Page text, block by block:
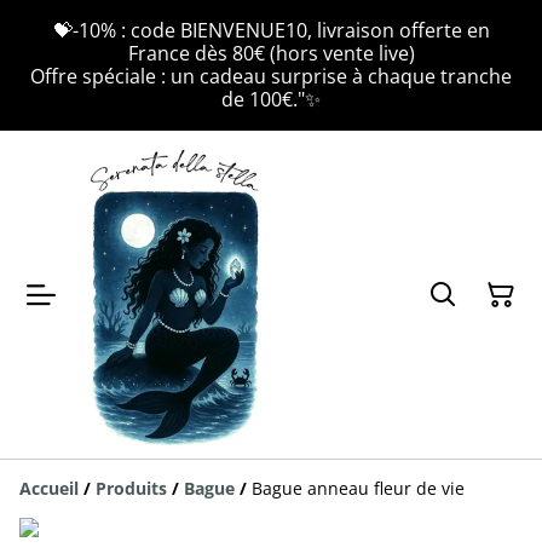
💝-10% : code BIENVENUE10, livraison offerte en
France dès 80€ (hors vente live)
Offre spéciale : un cadeau surprise à chaque tranche
de 100€."✨
Accueil / Produits / Bague / Bague anneau fleur de vie